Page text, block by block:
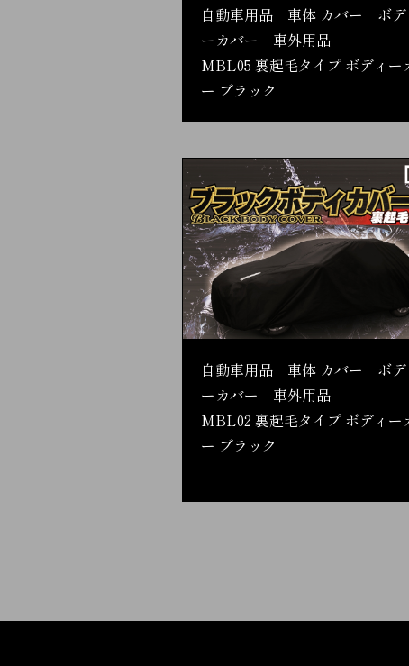
自動車用品 車体 カバー ボデ
ーカバー 車外用品
MBL05 裏起毛タイプ ボディー
ー ブラック
自動車用品 車体 カバー ボデ
ーカバー 車外用品
MBL02 裏起毛タイプ ボディー
ー ブラック